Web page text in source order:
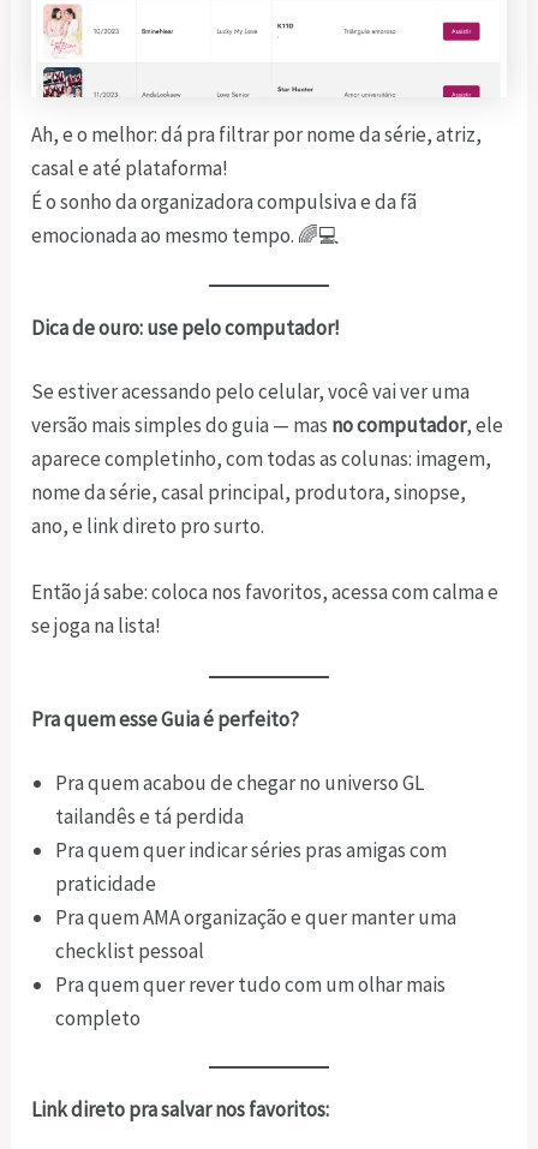
Ah, e o melhor: dá pra filtrar por nome da série, atriz,
casal e até plataforma!
É o sonho da organizadora compulsiva e da fã
emocionada ao mesmo tempo. 🌈💻
Dica de ouro: use pelo computador!
Se estiver acessando pelo celular, você vai ver uma
versão mais simples do guia — mas no computador, ele
aparece completinho, com todas as colunas: imagem,
nome da série, casal principal, produtora, sinopse,
ano, e link direto pro surto.
Então já sabe: coloca nos favoritos, acessa com calma e
se joga na lista!
Pra quem esse Guia é perfeito?
Pra quem acabou de chegar no universo GL
tailandês e tá perdida
Pra quem quer indicar séries pras amigas com
praticidade
Pra quem AMA organização e quer manter uma
checklist pessoal
Pra quem quer rever tudo com um olhar mais
completo
Link direto pra salvar nos favoritos: